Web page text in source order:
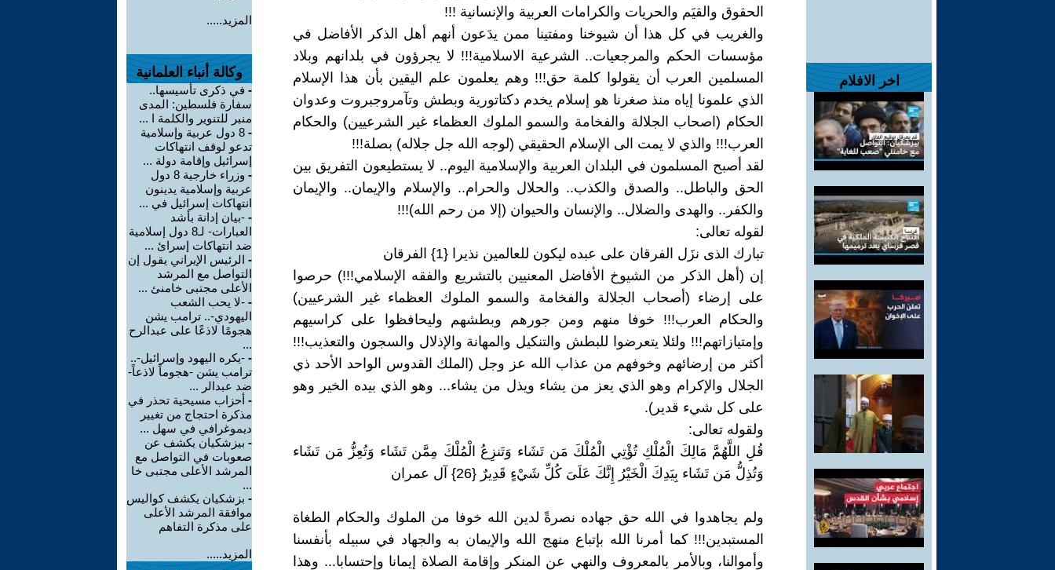
اخر الافلام
الحقوق والقيَم والحريات والكرامات العربية والإنسانية !!!
والغريب في كل هذا أن شيوخنا ومفتينا ممن يدَعون أنهم أهل الذكر الأفاضل في
مؤسسات الحكم والمرجعيات.. الشرعية الاسلامية!!! لا يجرؤون في بلدانهم وبلاد
المسلمين العرب أن يقولوا كلمة حق!!! وهم يعلمون علم اليقين بأن هذا الإسلام
الذي علمونا إياه منذ صغرنا هو إسلام يخدم دكتاتورية وبطش وتآمروجبروت وعدوان
الحكام (اصحاب الجلالة والفخامة والسمو الملوك العظماء غير الشرعيين) والحكام
العرب!!! والذي لا يمت الى الإسلام الحقيقي (لوجه الله جل جلاله) بصلة!!!
لقد أصبح المسلمون في البلدان العربية والإسلامية اليوم.. لا يستطيعون التفريق بين
الحق والباطل.. والصدق والكذب.. والحلال والحرام.. والإسلام والإيمان.. والإيمان
والكفر.. والهدى والضلال.. والإنسان والحيوان (إلا من رحم الله)!!!
لقوله تعالى:
تبارك الذى نزَل الفرقان على عبده ليكون للعالمين نذيرا {1} الفرقان
إن (أهل الذكر من الشيوخ الأفاضل المعنيين بالتشريع والفقه الإسلامي!!!) حرصوا
على إرضاء (أصحاب الجلالة والفخامة والسمو الملوك العظماء غير الشرعيين)
والحكام العرب!!! خوفا منهم ومن جورهم وبطشهم وليحافظوا على كراسيهم
وإمتيازاتهم!!! ولئلا يتعرضوا للبطش والتنكيل والمهانة والإذلال والسجون والتعذيب!!!
أكثر من إرضائهم وخوفهم من عذاب الله عز وجل (الملك القدوس الواحد الأحد ذي
الجلال والإكرام وهو الذي يعز من يشاء ويذل من يشاء... وهو الذي بيده الخير وهو
على كل شيء قدير).
ولقوله تعالى:
قُلِ اللَّهُمَّ مَالِكَ الْمُلْكِ تُؤْتِي الْمُلْكَ مَن تَشَاء وَتَنزِعُ الْمُلْكَ مِمَّن تَشَاء وَتُعِزُّ مَن تَشَاء
وَتُذِلُّ مَن تَشَاء بِيَدِكَ الْخَيْرُ إِنَّكَ عَلَىَ كُلِّ شَيْءٍ قَدِيرٌ {26} آل عمران
ولم يجاهدوا في الله حق جهاده نصرةً لدين الله خوفا من الملوك والحكام الطغاة
المستبدين!!! كما أمرنا الله بإتباع منهج الله والإيمان به والجهاد في سبيله بأنفسنا
وأموالنا، وبالأمر بالمعروف والنهي عن المنكر وإقامة الصلاة إيمانا وإحتسابا... وهذا
المزيد.....
وكالة أنباء العلمانية
- في ذكرى تأسيسها..
سفارة فلسطين: المدى
منبر للتنوير والكلمة ا ...
-
8 دول عربية وإسلامية
تدعو لوقف انتهاكات
إسرائيل وإقامة دولة ...
-
وزراء خارجية 8 دول
عربية وإسلامية يدينون
انتهاكات إسرائيل في ...
- -بيان إدانة بأشد
العبارات- لـ8 دول إسلامية
ضد انتهاكات إسرائ ...
- الرئيس الإيراني يقول إن
التواصل مع المرشد
الأعلى مجتبى خامنئ ...
- -لا يحب الشعب
اليهودي-.. ترامب يشن
هجومًا لاذعًا على عبدالرح
...
- -يكره اليهود وإسرائيل-..
ترامب يشن -هجوماً لاذعاً-
ضد عبدالر ...
- أحزاب مسيحية تحذر في
مذكرة احتجاج من تغيير
ديموغرافي في سهل ...
- بيزشكيان يكشف عن
صعوبات في التواصل مع
المرشد الأعلى مجتبى خا
...
- بزشكيان يكشف كواليس
موافقة المرشد الأعلى
على مذكرة التفاهم
المزيد.....